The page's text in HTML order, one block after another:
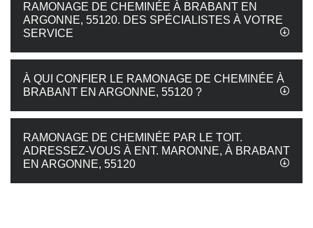
RAMONAGE DE CHEMINÉE À BRABANT EN
ARGONNE, 55120. DES SPÉCIALISTES À VOTRE
SERVICE
À QUI CONFIER LE RAMONAGE DE CHEMINÉE À
BRABANT EN ARGONNE, 55120 ?
RAMONAGE DE CHEMINÉE PAR LE TOIT.
ADRESSEZ-VOUS À ENT. MARONNE, À BRABANT
EN ARGONNE, 55120